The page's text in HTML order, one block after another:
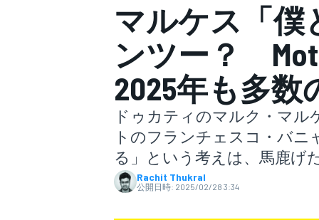
スーパーGT
マルケス「僕
ンツー？
2025年も多
ドゥカティのマルク・マル
トのフランチェスコ・バ
る」という考えは、馬鹿げ
Rachit Thukral
公開日時: 2025/02/28 3:34